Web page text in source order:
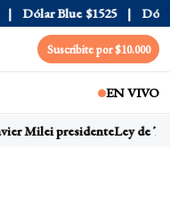
Dólar Blue $1525 Dólar
Suscribite por $10.000
EN VIVO
Milei presidenteLey de